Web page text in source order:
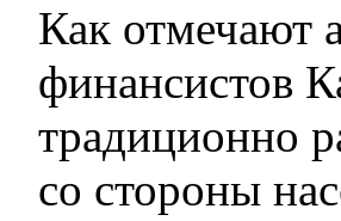
Как отмечают
финансистов
традиционно
со стороны